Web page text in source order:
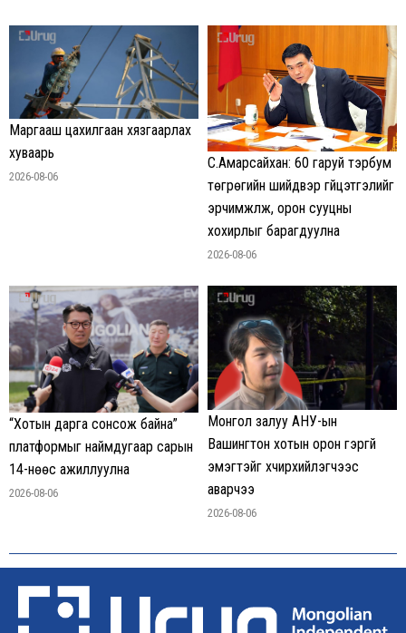
Маргааш цахилгаан хязгаарлах
хуваарь
2026-08-06
С.Амарсайхан: 60 гаруй тэрбум
төгрөгийн шийдвэр гүйцэтгэлийг
эрчимжүүлж, орон сууцны
хохирлыг барагдуулна
2026-08-06
“Хотын дарга сонсож байна”
платформыг наймдугаар сарын
14-нөөс ажиллуулна
2026-08-06
Монгол залуу АНУ-ын
Вашингтон хотын орон гэргүй
эмэгтэйг хүчирхийлэгчээс
аварчээ
2026-08-06